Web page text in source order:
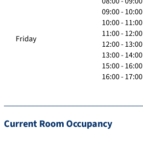
Friday
09:00 - 10:00
10:00 - 11:00
11:00 - 12:00
12:00 - 13:00
13:00 - 14:00
15:00 - 16:00
16:00 - 17:00
Current Room Occupancy